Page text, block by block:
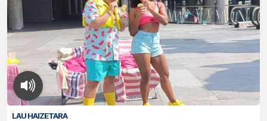
LAU HAIZETARA